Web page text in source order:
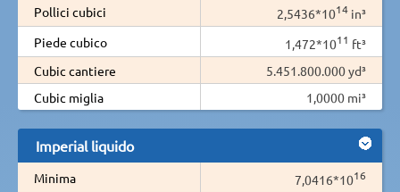
Pollici cubici 2,5436*1014 in³
Piede cubico
1,472*1011 ft³
Cubic cantiere
5.451.800.000 yd³
Cubic miglia
1,0000 mi³
Imperial liquido
Minima 7,0416*1016